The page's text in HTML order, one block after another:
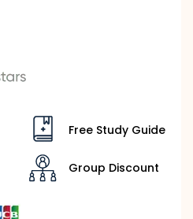
Free Study Guide
Group Discount